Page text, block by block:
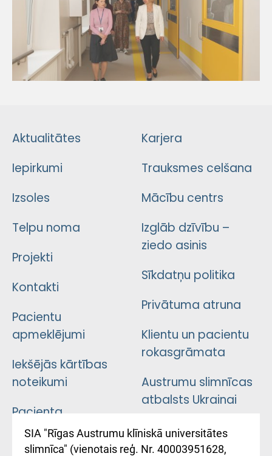
Aktualitātes
Iepirkumi
Izsoles
Telpu noma
Projekti
Kontakti
Pacientu
apmeklējumi
Iekšējās kārtības
noteikumi
Pacienta
atsauksmju/sūdzību
iesniegšanas
Karjera
Trauksmes celšana
Mācību centrs
Izglāb dzīvību –
ziedo asinis
Sīkdatņu politika
Privātuma atruna
Klientu un pacientu
rokasgrāmata
Austrumu slimnīcas
atbalsts Ukrainai
Підтримка Східної
лікарні та співпраця з
SIA "Rīgas Austrumu klīniskā universitātes
slimnīca" (vienotais reģ. Nr. 40003951628,